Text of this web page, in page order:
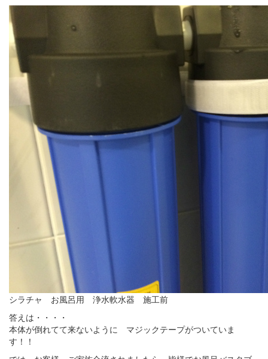
シラチャ お風呂用 浄水軟水器 施工前
答えは・・・・
本体が倒れてて来ないように マジックテープがついていま
す！！